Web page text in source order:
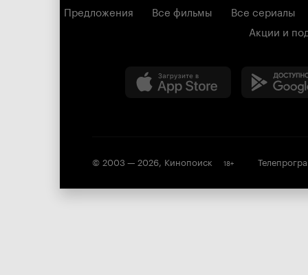
Предложения
Все фильмы
Все сериалы
Акции и
© 2003 — 2026, Кинопоиск 18+